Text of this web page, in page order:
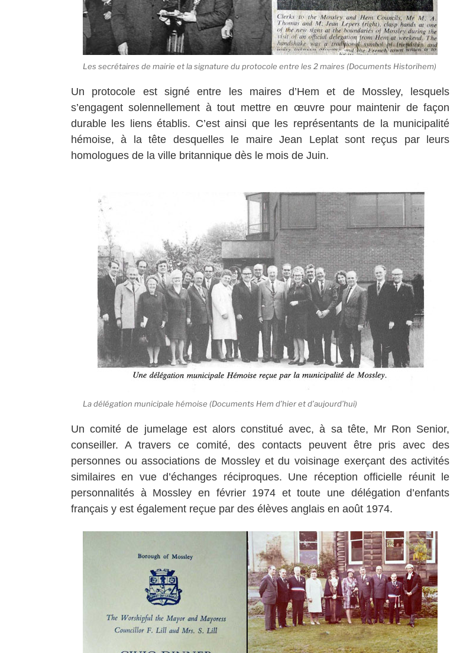
Les secrétaires de mairie et la signature du protocole entre les 2 maires (Documents Historihem)
Un protocole est signé entre les maires d’Hem et de Mossley, lesquels
s’engagent solennellement à tout mettre en œuvre pour maintenir de façon
durable les liens établis. C’est ainsi que les représentants de la municipalité
hémoise, à la tête desquelles le maire Jean Leplat sont reçus par leurs
homologues de la ville britannique dès le mois de Juin.
La délégation municipale hémoise (Documents Hem d’hier et d’aujourd’hui)
Un comité de jumelage est alors constitué avec, à sa tête, Mr Ron Senior,
conseiller. A travers ce comité, des contacts peuvent être pris avec des
personnes ou associations de Mossley et du voisinage exerçant des activités
similaires en vue d’échanges réciproques. Une réception officielle réunit le
personnalités à Mossley en février 1974 et toute une délégation d’enfants
français y est également reçue par des élèves anglais en août 1974.